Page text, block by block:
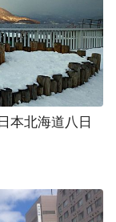
本北海道八日